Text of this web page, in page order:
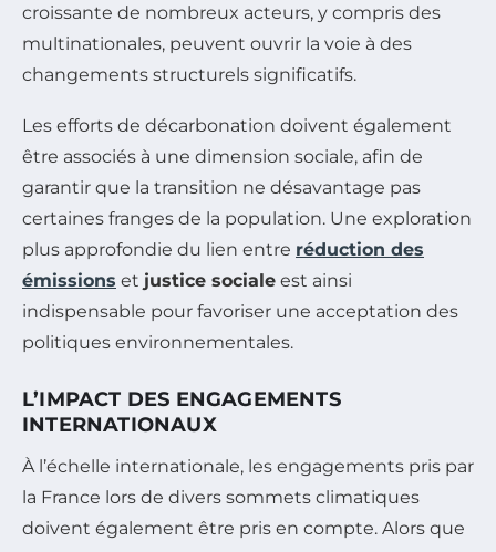
croissante de nombreux acteurs, y compris des
multinationales, peuvent ouvrir la voie à des
changements structurels significatifs.
Les efforts de décarbonation doivent également
être associés à une dimension sociale, afin de
garantir que la transition ne désavantage pas
certaines franges de la population. Une exploration
plus approfondie du lien entre réduction des
émissions et justice sociale est ainsi
indispensable pour favoriser une acceptation des
politiques environnementales.
L’IMPACT DES ENGAGEMENTS
INTERNATIONAUX
À l’échelle internationale, les engagements pris par
la France lors de divers sommets climatiques
doivent également être pris en compte. Alors que